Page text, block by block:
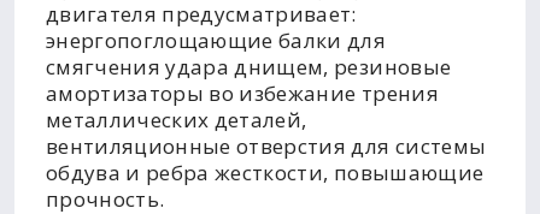
двигателя предусматривает:
энергопоглощающие балки для
смягчения удара днищем, резиновые
амортизаторы во избежание трения
металлических деталей,
вентиляционные отверстия для системы
обдува и ребра жесткости, повышающие
прочность.